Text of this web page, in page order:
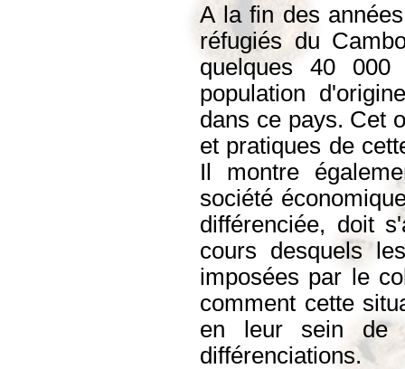
A la fin des
réfugiés du
quelques 40
population
dans ce pays. Cet
et pratiques de
Il montre
société
différenciée, doit
cours desquels
imposées par le
comment cette
en leur sein de
différenciations.